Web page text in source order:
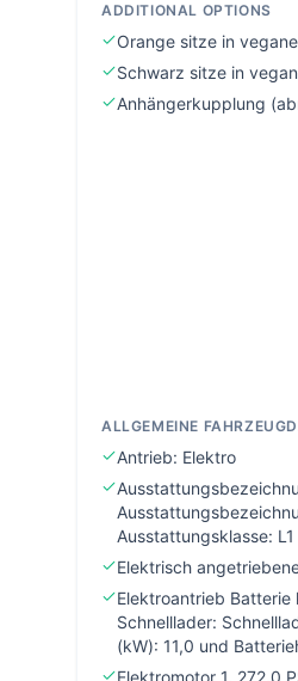
ADDITIONAL OPTIONS
Orange sitze in
Schwarz sitze in
Anhängerkupplung
ALLGEMEINE
Antrieb: Elektro
Ausstattungsklasse: L1
Elektrisch
Elektroantrieb Batterie
Schnelllader:
(kW): 11,0 und